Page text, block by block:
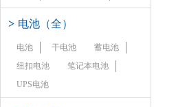
> 电池（全）
电池 干电池
蓄电池
纽扣电池
笔记本电池
UPS电池